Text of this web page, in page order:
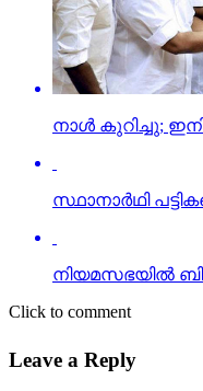
നാള്‍ കുറിച്ചു;
സ്ഥാനാര്‍ഥി
നിയമസഭയില്‍
Click to comment
Leave a Reply